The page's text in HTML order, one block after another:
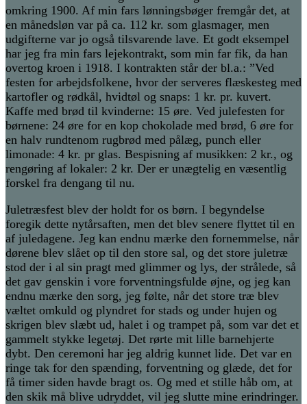
omkring 1900. Af min fars lønningsbøger fremgår det, at
en månedsløn var på ca. 112 kr. som glasmager, men
udgifterne var jo også tilsvarende lave. Et godt eksempel
har jeg fra min fars lejekontrakt, som min far fik, da han
overtog kroen i 1918. I kontrakten står der bl.a.: ”Ved
festen for arbejdsfolkene, hvor der serveres flæskesteg med
kartofler og rødkål, hvidtøl og snaps: 1 kr. pr. kuvert.
Kaffe med brød til kvinderne: 15 øre. Ved julefesten for
børnene: 24 øre for en kop chokolade med brød, 6 øre for
en halv rundtenom rugbrød med pålæg, punch eller
limonade: 4 kr. pr glas. Bespisning af musikken: 2 kr., og
rengøring af lokaler: 2 kr. Der er unægtelig en væsentlig
forskel fra dengang til nu.
Juletræsfest blev der holdt for os børn. I begyndelse
foregik dette nytårsaften, men det blev senere flyttet til en
af juledagene. Jeg kan endnu mærke den fornemmelse, når
dørene blev slået op til den store sal, og det store juletræ
stod der i al sin pragt med glimmer og lys, der strålede, så
det gav genskin i vore forventningsfulde øjne, og jeg kan
endnu mærke den sorg, jeg følte, når det store træ blev
væltet omkuld og plyndret for stads og under hujen og
skrigen blev slæbt ud, halet i og trampet på, som var det et
gammelt stykke legetøj. Det rørte mit lille barnehjerte
dybt. Den ceremoni har jeg aldrig kunnet lide. Det var en
ringe tak for den spænding, forventning og glæde, det for
få timer siden havde bragt os. Og med et stille håb om, at
den skik må blive udryddet, vil jeg slutte mine erindringer.